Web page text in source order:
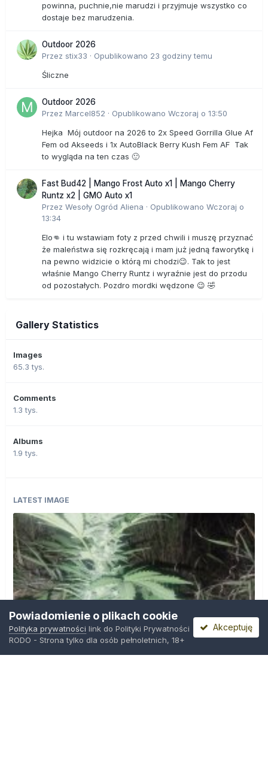
powinna, puchnie,nie marudzi i przyjmuje wszystko co
dostaje bez marudzenia.
Outdoor 2026
Przez stix33 · Opublikowano 23 godziny temu
Śliczne
Outdoor 2026
Przez Marcel852 · Opublikowano Wczoraj o 13:50
Hejka Mój outdoor na 2026 to 2x Speed Gorrilla Glue Af
Fem od Akseeds i 1x AutoBlack Berry Kush Fem AF Tak
to wygląda na ten czas 🙂
Fast Bud42 | Mango Frost Auto x1 | Mango Cherry
Runtz x2 | GMO Auto x1
Przez Wesoły Ogród Aliena · Opublikowano Wczoraj o
13:34
Elo👊 i tu wstawiam foty z przed chwili i muszę przyznać
że maleństwa się rozkręcają i mam już jedną faworytkę i
na pewno widzicie o którą mi chodzi😉. Tak to jest
właśnie Mango Cherry Runtz i wyraźnie jest do przodu
od pozostałych. Pozdro mordki wędzone 😉 🤣
Gallery Statistics
Images
65.3 tys.
Comments
1.3 tys.
Albums
1.9 tys.
LATEST IMAGE
Powiadomienie o plikach cookie
Polityka prywatności link do Polityki Prywatności
RODO - Strona tylko dla osób pełnoletnich, 18+
Akceptuję